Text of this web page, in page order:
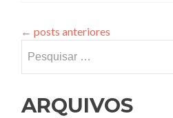
← posts anteriores
por:
ARQUIVOS